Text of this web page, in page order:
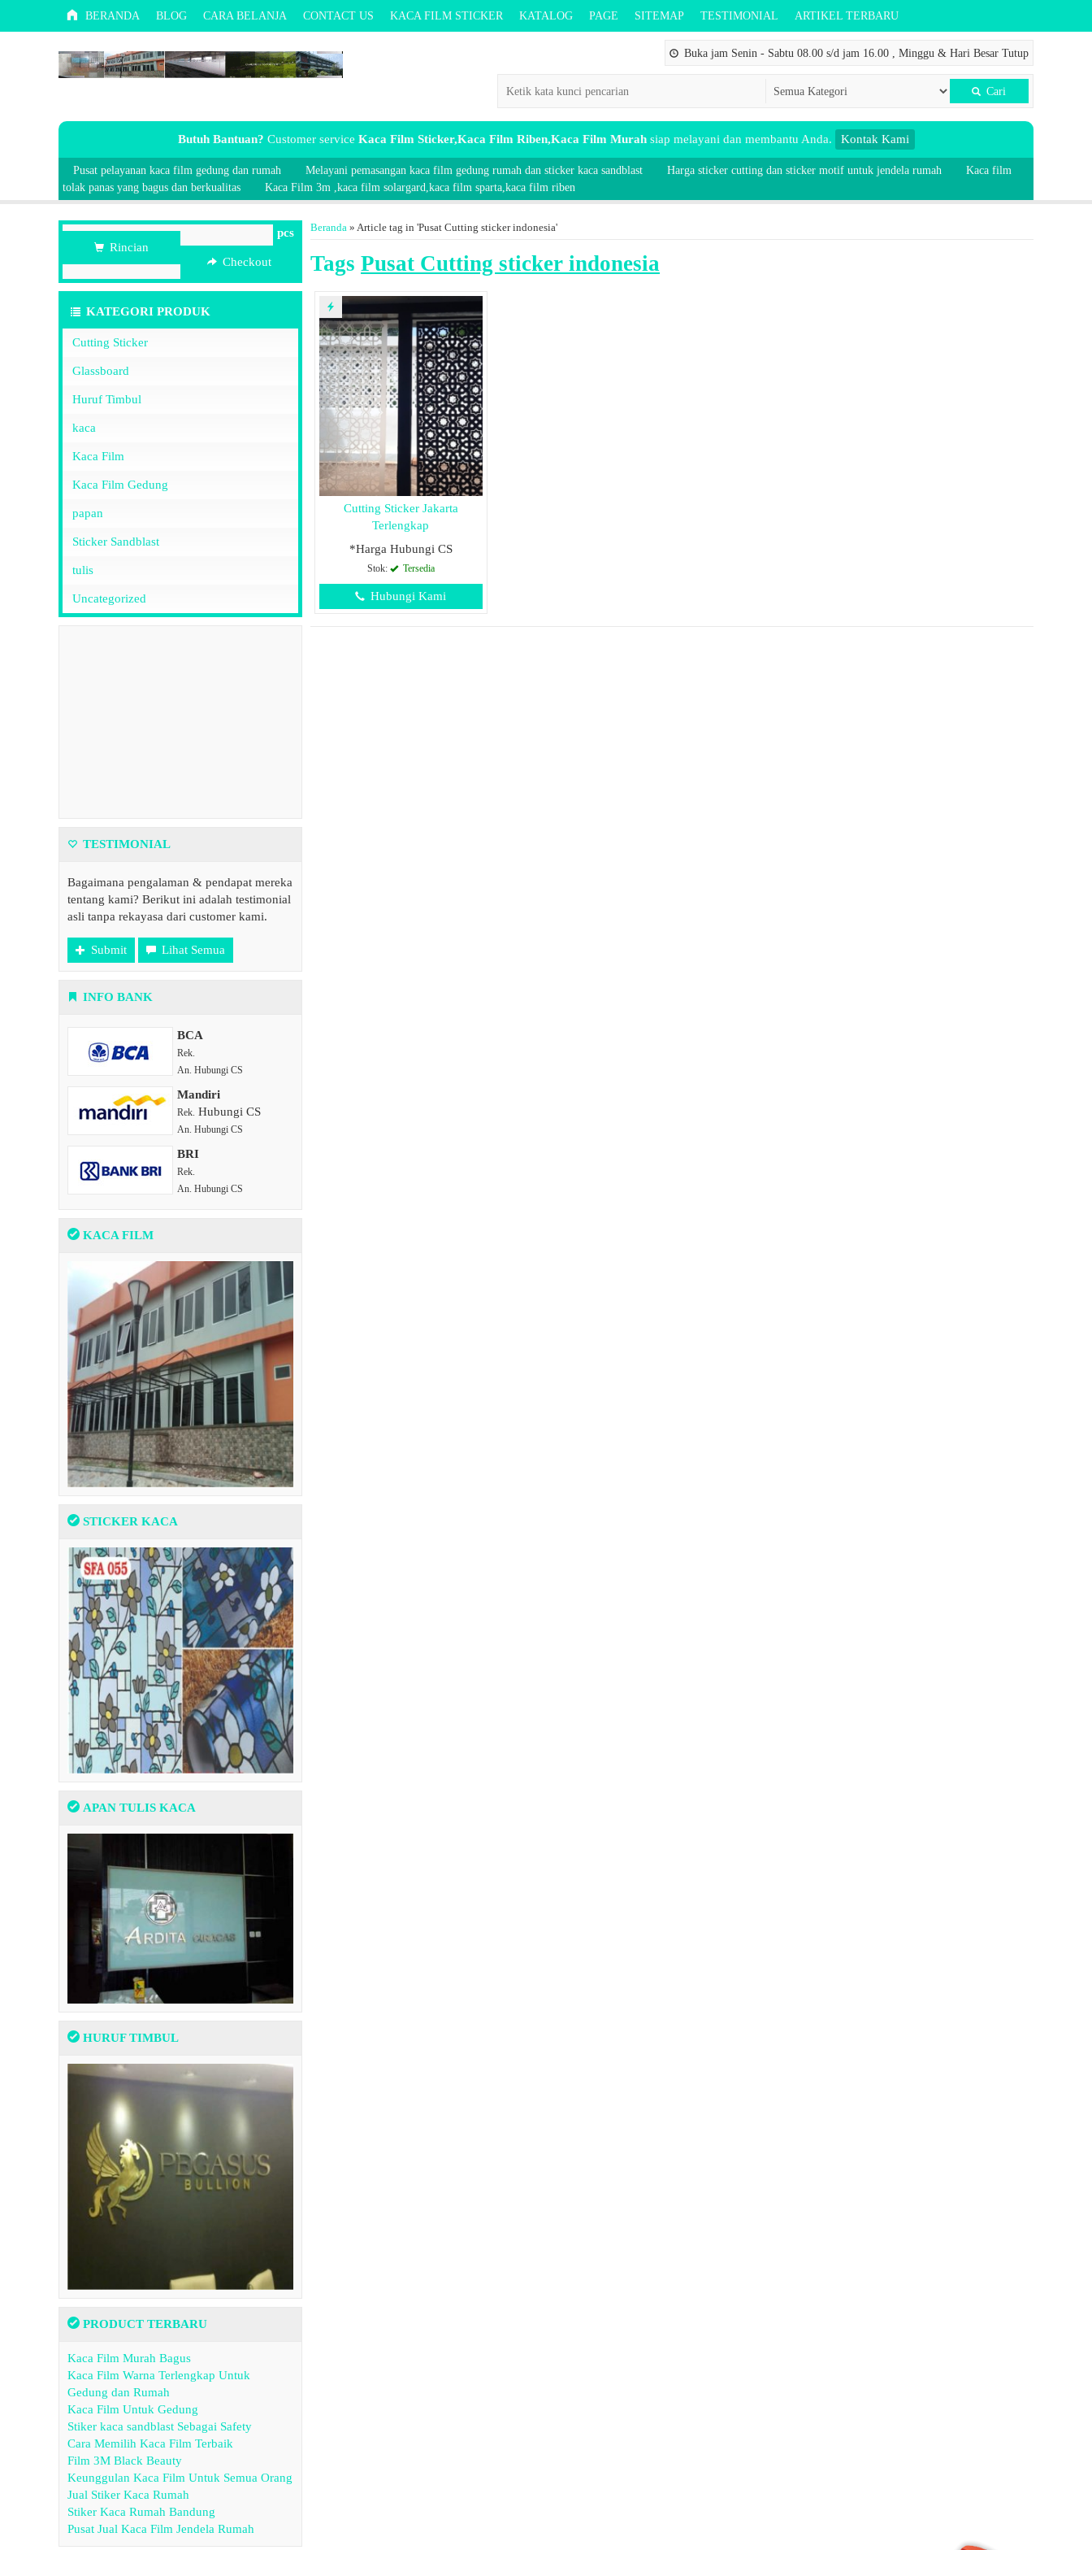
BERANDA BLOG CARA BELANJA CONTACT US KACA FILM STICKER KATALOG PAGE SITEMAP TESTIMONIAL ARTIKEL TERBARU
Buka jam Senin - Sabtu 08.00 s/d jam 16.00 , Minggu & Hari Besar Tutup
Cari
Butuh Bantuan? Customer service Kaca Film Sticker,Kaca Film Riben,Kaca Film Murahsiap melayani dan membantu Anda. Kontak Kami
Pusat pelayanan kaca film gedung dan rumah Melayani pemasangan kaca film gedung rumah dan sticker kaca sandblast Harga sticker cutting dan sticker motif untuk jendela rumah
Kaca film
tolak panas yang bagus dan berkualitas
Kaca Film 3m ,kaca film solargard,kaca film sparta,kaca film riben
Beranda » Article tag in 'Pusat Cutting sticker indonesia'
Tags Pusat Cutting sticker indonesia
Cutting Sticker Jakarta
Terlengkap
*Harga Hubungi CS
Stok: Tersedia
Hubungi Kami
pcs
Rincian
Checkout
KATEGORI PRODUK
Cutting Sticker
Glassboard
Huruf Timbul
kaca
Kaca Film
Kaca Film Gedung
papan
Sticker Sandblast
tulis
Uncategorized
TESTIMONIAL
Bagaimana pengalaman & pendapat mereka
tentang kami? Berikut ini adalah testimonial
asli tanpa rekayasa dari customer kami.
Submit Lihat Semua
INFO BANK
BCA
Rek.
An. Hubungi CS
Mandiri
Rek. Hubungi CS
An. Hubungi CS
BRI
Rek.
An. Hubungi CS
KACA FILM
STICKER KACA
APAN TULIS KACA
HURUF TIMBUL
PRODUCT TERBARU
Kaca Film Murah Bagus
Kaca Film Warna Terlengkap Untuk
Gedung dan Rumah
Kaca Film Untuk Gedung
Stiker kaca sandblast Sebagai Safety
Cara Memilih Kaca Film Terbaik
Film 3M Black Beauty
Keunggulan Kaca Film Untuk Semua Orang
Jual Stiker Kaca Rumah
Stiker Kaca Rumah Bandung
Pusat Jual Kaca Film Jendela Rumah